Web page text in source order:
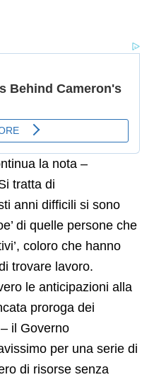
la nota –
tratta di
anni difficili si sono
di quelle persone che
coloro che hanno
trovare lavoro.
le anticipazioni alla
proroga dei
il Governo
per una serie di
di risorse senza